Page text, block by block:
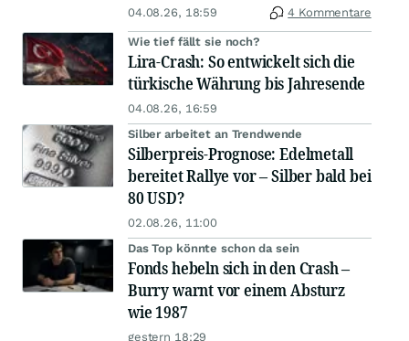
04.08.26, 18:59 4 Kommentare
Wie tief fällt sie noch?
Lira-Crash: So entwickelt sich die
türkische Währung bis Jahresende
04.08.26, 16:59
Silber arbeitet an Trendwende
Silberpreis-Prognose: Edelmetall
bereitet Rallye vor – Silber bald bei
80 USD?
02.08.26, 11:00
Das Top könnte schon da sein
Fonds hebeln sich in den Crash –
Burry warnt vor einem Absturz
wie 1987
gestern 18:29